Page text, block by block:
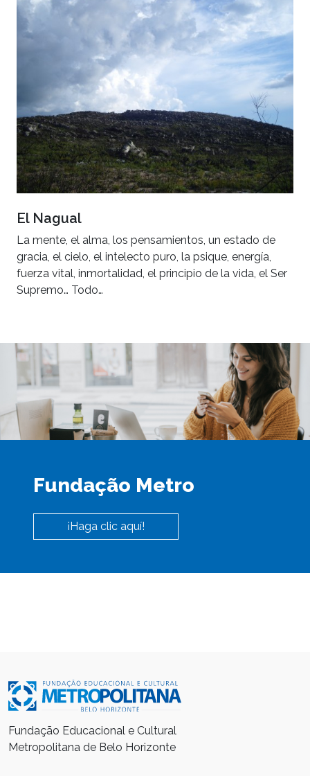
El Nagual
La mente, el alma, los pensamientos, un estado de
gracia, el cielo, el intelecto puro, la psique, energía,
fuerza vital, inmortalidad, el principio de la vida, el Ser
Supremo… Todo…
Fundação Metro
¡Haga clic aquí!
Fundação Educacional e Cultural
Metropolitana de Belo Horizonte